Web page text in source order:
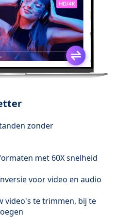
zonder
met 60X snelheid
voor video en audio
video's te trimmen, bij te